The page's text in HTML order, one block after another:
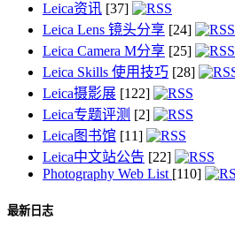
Leica资讯 [37]
Leica Lens 镜头分享 [24]
Leica Camera M分享 [25]
Leica Skills 使用技巧 [28]
Leica摄影展 [122]
Leica专题评测 [2]
Leica图书馆 [11]
Leica中文站公告 [22]
Photography Web List [110]
最新日志